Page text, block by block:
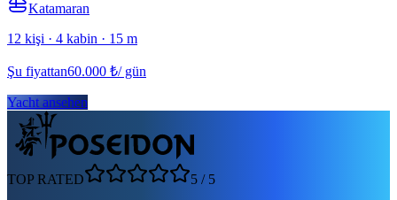
Katamaran
12 kişi · 4 kabin · 15 m
Şu fiyattan60.000 ₺/ gün
Yacht ansehen
TOP RATED 5 / 5